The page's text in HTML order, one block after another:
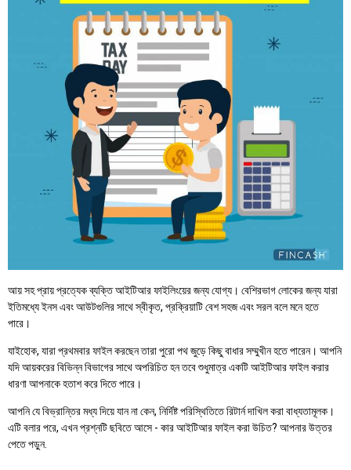
আয় সহ প্রায় প্রত্যেক ব্যক্তি আইটিআর ফাইলিংয়ের জন্য যোগ্য। বেশিরভাগ লোকের জন্য যারা
ইতিমধ্যে ইনস এবং আউটগুলির সাথে স্বীকৃত, প্রক্রিয়াটি বেশ সহজ এবং সরল বলে মনে হতে
পারে।
যাইহোক, যারা প্রথমবার ফাইল করছেন তারা পুরো পথ জুড়ে কিছু বাধার সম্মুখীন হতে পারেন। আপনি
যদি আয়করের বিভিন্ন বিভাগের সাথে অপরিচিত হন তবে শুধুমাত্র একটি আইটিআর ফাইল করার
ধারণা আপনাকে হতাশ করে দিতে পারে।
আপনি যে বিভ্রান্তির মধ্য দিয়ে যান না কেন, নির্দিষ্ট পরিস্থিতিতে রিটার্ন দাখিল করা বাধ্যতামূলক।
এটি বলার পরে, এখন প্রশ্নটি ছবিতে আসে - কার আইটিআর ফাইল করা উচিত? আপনার উত্তর
পেতে পড়ুন.